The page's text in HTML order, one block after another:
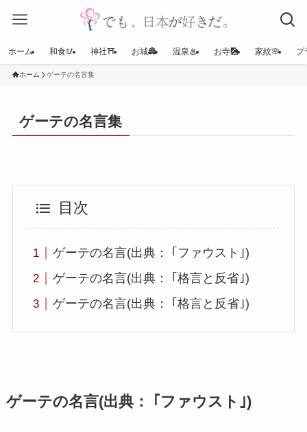
ホーム 和食🥢 神社⛩ お城🏯 温泉♨ お寺🎑 家紋🌸 プ
ホーム ゲーテの名言集
ゲーテの名言集
目次
ゲーテの名言(出典： ｢ファウスト｣)
ゲーテの名言(出典： ｢格言と反省｣)
ゲーテの名言(出典： ｢格言と反省｣)
ゲーテの名言(出典： ｢ファウスト｣)